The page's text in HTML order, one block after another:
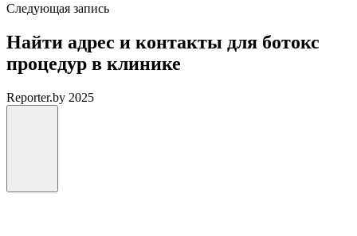
Следующая запись
Найти адрес и контакты для ботокс
процедур в клинике
Reporter.by 2025